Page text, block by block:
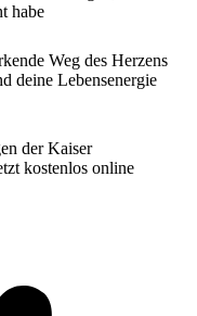
habe
Weg des Herzens
deine Lebensenergie
der Kaiser
kostenlos online